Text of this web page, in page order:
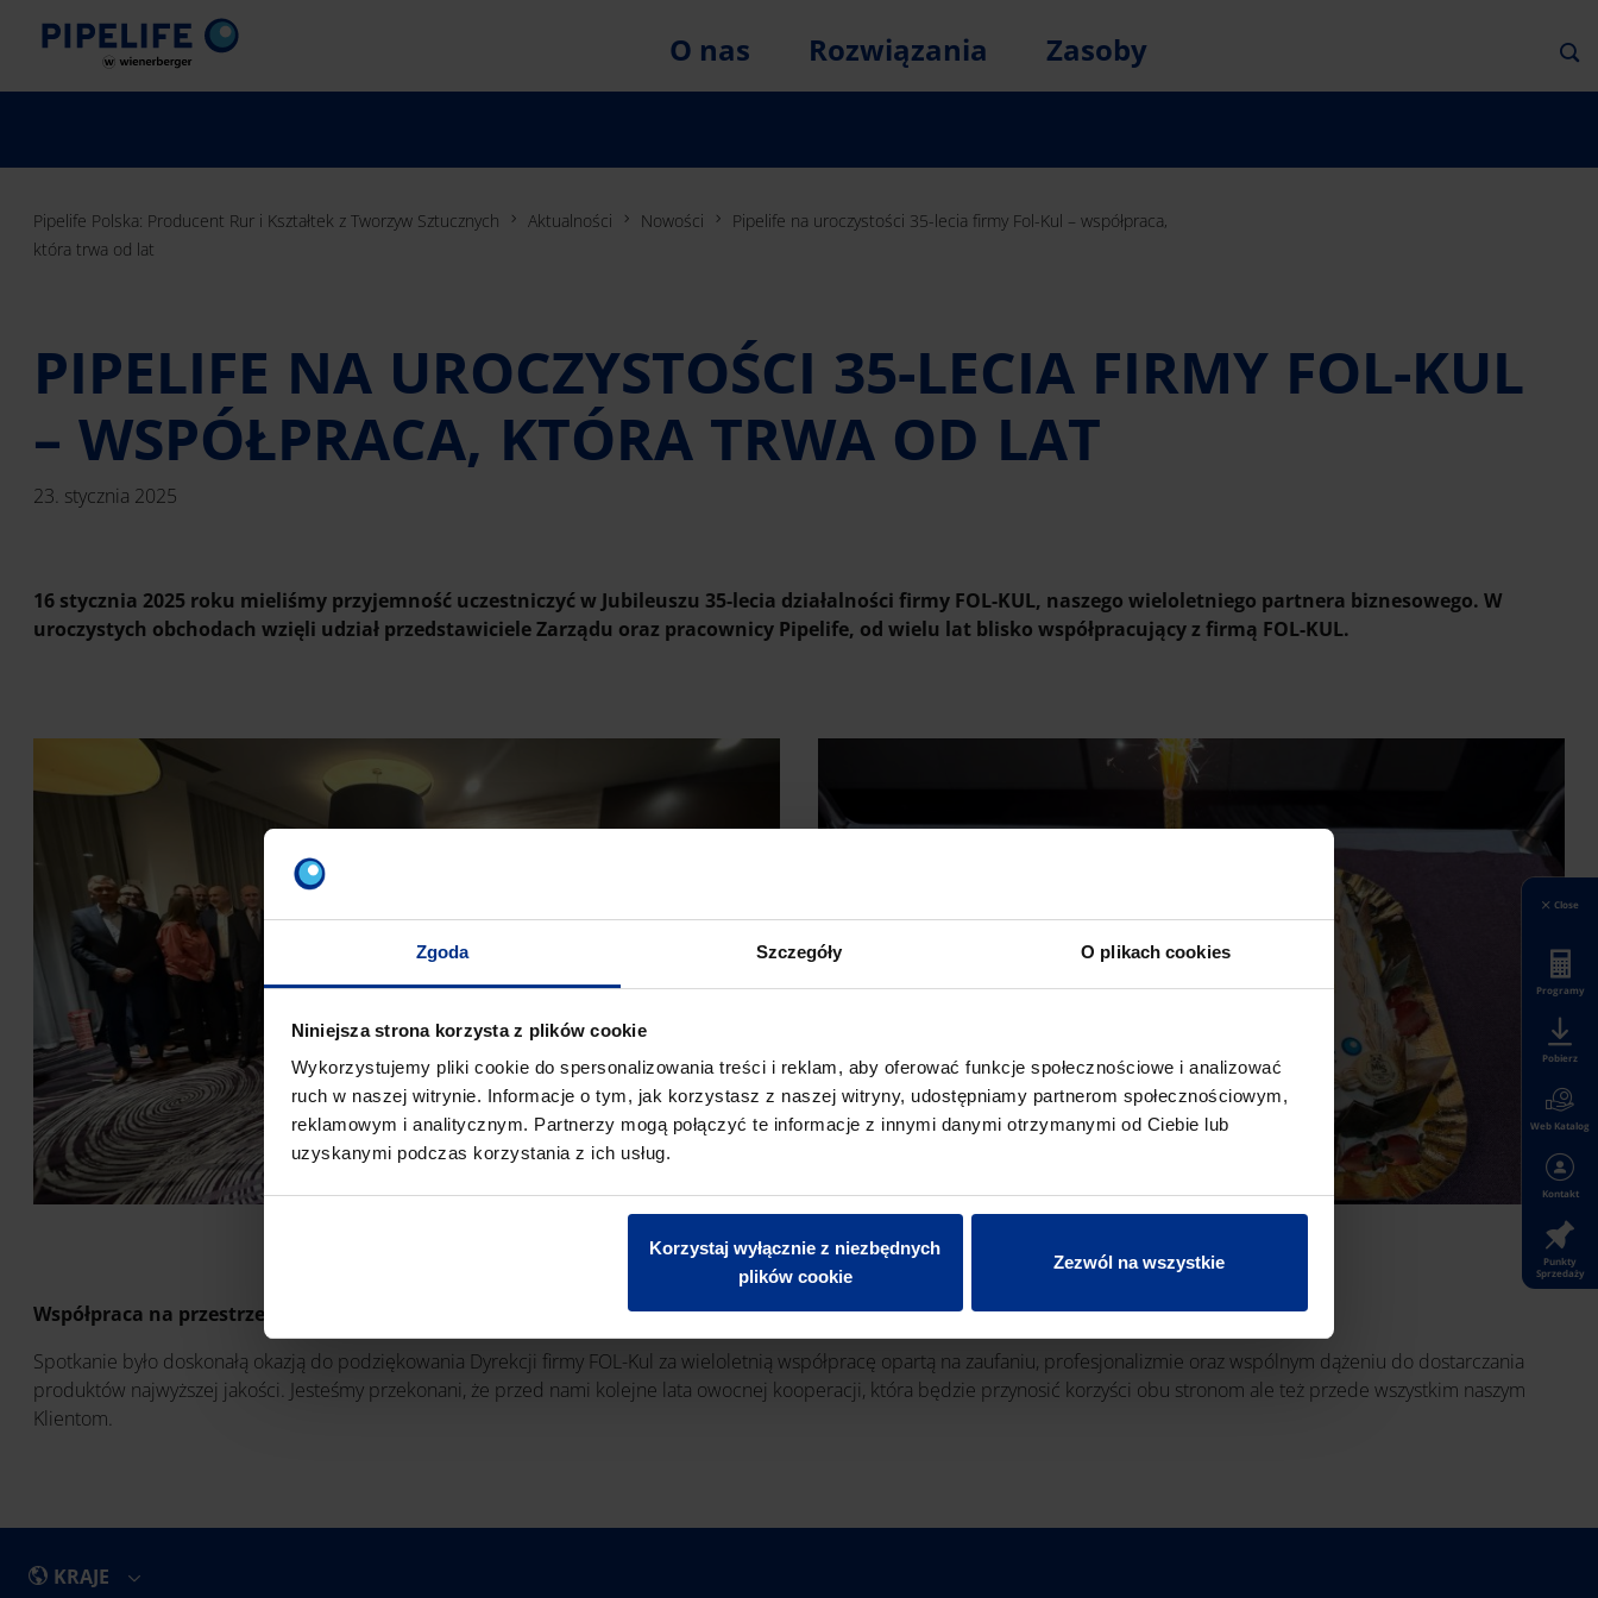
Zgoda Szczegóły O plikach cookies
Niniejsza strona korzysta z plików cookie
Wykorzystujemy pliki cookie do spersonalizowania treści i reklam, aby oferować funkcje społecznościowe i analizować
ruch w naszej witrynie. Informacje o tym, jak korzystasz z naszej witryny, udostępniamy partnerom społecznościowym,
reklamowym i analitycznym. Partnerzy mogą połączyć te informacje z innymi danymi otrzymanymi od Ciebie lub
uzyskanymi podczas korzystania z ich usług.
Korzystaj wyłącznie z niezbędnych
plików cookie
Zezwól na wszystkie
O nas Rozwiązania Zasoby
Pipelife Polska: Producent Rur i Kształtek z Tworzyw Sztucznych Aktualności Nowości
Pipelife na uroczystości 35-lecia firmy Fol-Kul – współpraca,
która trwa od lat
PIPELIFE NA UROCZYSTOŚCI 35-LECIA FIRMY FOL-KUL
– WSPÓŁPRACA, KTÓRA TRWA OD LAT
23. stycznia 2025
16 stycznia 2025 roku mieliśmy przyjemność uczestniczyć w Jubileuszu 35-lecia działalności firmy FOL-KUL, naszego wieloletniego partnera biznesowego. W
uroczystych obchodach wzięli udział przedstawiciele Zarządu oraz pracownicy Pipelife, od wielu lat blisko współpracujący z firmą FOL-KUL.
Współpraca na przestrzeni lat
Spotkanie było doskonałą okazją do podziękowania Dyrekcji firmy FOL-Kul za wieloletnią współpracę opartą na zaufaniu, profesjonalizmie oraz wspólnym dążeniu do dostarczania
produktów najwyższej jakości. Jesteśmy przekonani, że przed nami kolejne lata owocnej kooperacji, która będzie przynosić korzyści obu stronom ale też przede wszystkim naszym
Klientom.
Close
Programy
Pobierz
Web Katalog
Kontakt
Punkty
Sprzedaży
KRAJE